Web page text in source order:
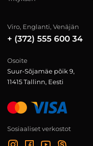
Viro, Englanti, Venäjän
+ (372) 555 600 34
Osoite
Suur-Sõjamäe põik 9,
11415 Tallinn, Eesti
Sosiaaliset verkostot